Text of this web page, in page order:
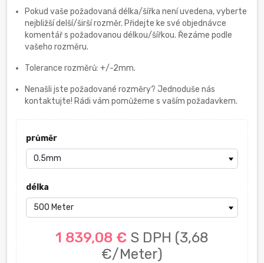
Pokud vaše požadovaná délka/šířka není uvedena, vyberte
nejbližší delší/širší rozměr. Přidejte ke své objednávce
komentář s požadovanou délkou/šířkou. Řezáme podle
vašeho rozměru.
Tolerance rozměrů: +/-2mm.
Nenašli jste požadované rozměry? Jednoduše nás
kontaktujte! Rádi vám pomůžeme s vaším požadavkem.
průměr
délka
1 839,08 € S DPH (3,68
€/Meter)